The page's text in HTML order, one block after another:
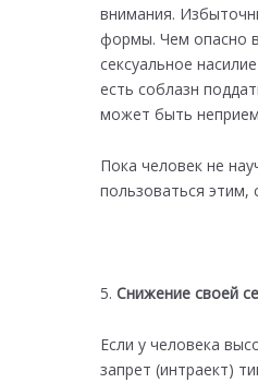
внимания.
формы. Чем опасно
сексуальное
есть соблазн
может быть
Пока человек не
пользоваться этим,
Снижение своей
Если у человека
запрет (интраект)